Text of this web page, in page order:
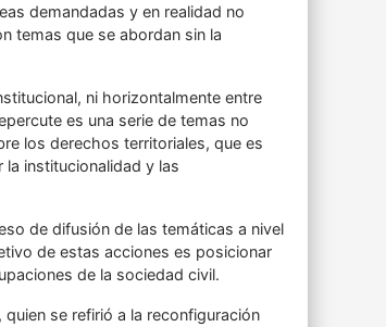
demandadas y en realidad no
temas que se abordan sin la
ni horizontalmente entre
es una serie de temas no
los derechos territoriales, que es
institucionalidad y las
de difusión de las temáticas a nivel
de estas acciones es posicionar
de la sociedad civil.
se refirió a la reconfiguración